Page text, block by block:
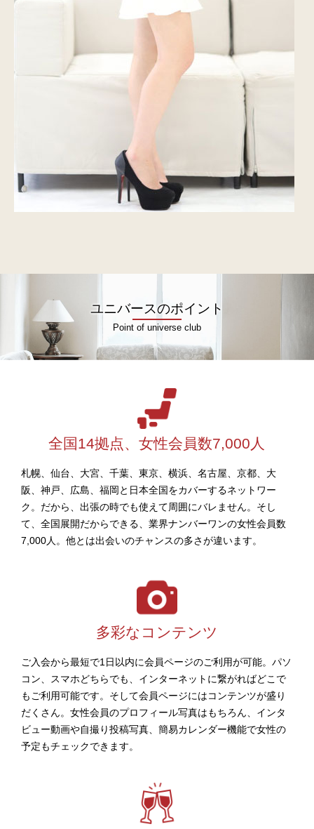
ユニバースのポイント
Point of universe club
全国14拠点、女性会員数7,000人
札幌、仙台、大宮、千葉、東京、横浜、名古屋、京都、大
阪、神戸、広島、福岡と日本全国をカバーするネットワー
ク。だから、出張の時でも使えて周囲にバレません。そし
て、全国展開だからできる、業界ナンバーワンの女性会員数
7,000人。他とは出会いのチャンスの多さが違います。
多彩なコンテンツ
ご入会から最短で1日以内に会員ページのご利用が可能。パソ
コン、スマホどちらでも、インターネットに繋がればどこで
もご利用可能です。そして会員ページにはコンテンツが盛り
だくさん。女性会員のプロフィール写真はもちろん、インタ
ビュー動画や自撮り投稿写真、簡易カレンダー機能で女性の
予定もチェックできます。